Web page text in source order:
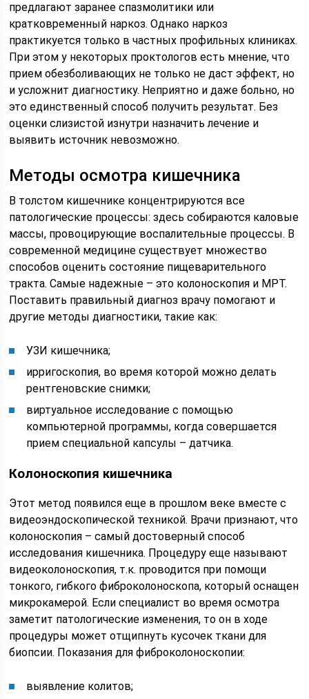
предлагают заранее спазмолитики или
кратковременный наркоз. Однако наркоз
практикуется только в частных профильных клиниках.
При этом у некоторых проктологов есть мнение, что
прием обезболивающих не только не даст эффект, но
и усложнит диагностику. Неприятно и даже больно, но
это единственный способ получить результат. Без
оценки слизистой изнутри назначить лечение и
выявить источник невозможно.
Методы осмотра кишечника
В толстом кишечнике концентрируются все
патологические процессы: здесь собираются каловые
массы, провоцирующие воспалительные процессы. В
современной медицине существует множество
способов оценить состояние пищеварительного
тракта. Самые надежные – это колоноскопия и МРТ.
Поставить правильный диагноз врачу помогают и
другие методы диагностики, такие как:
УЗИ кишечника;
ирригоскопия, во время которой можно делать
рентгеновские снимки;
виртуальное исследование с помощью
компьютерной программы, когда совершается
прием специальной капсулы – датчика.
Колоноскопия кишечника
Этот метод появился еще в прошлом веке вместе с
видеоэндоскопической техникой. Врачи признают, что
колоноскопия – самый достоверный способ
исследования кишечника. Процедуру еще называют
видеоколоноскопия, т.к. проводится при помощи
тонкого, гибкого фиброколоноскопа, который оснащен
микрокамерой. Если специалист во время осмотра
заметит патологические изменения, то он в ходе
процедуры может отщипнуть кусочек ткани для
биопсии. Показания для фиброколоноскопии:
выявление колитов;